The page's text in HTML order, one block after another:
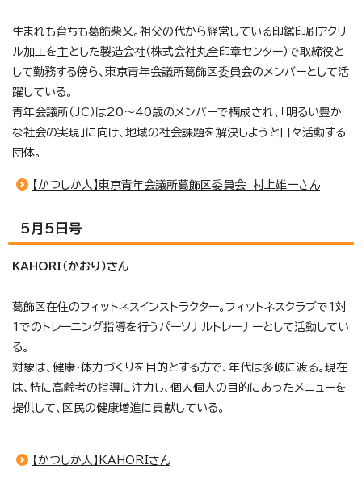
生まれも育ちも葛飾柴又。祖父の代から経営している印鑑印刷アクリ
ル加工を主とした製造会社（株式会社丸全印章センター）で取締役と
して勤務する傍ら、東京青年会議所葛飾区委員会のメンバーとして活
躍している。
青年会議所（JC）は20～40歳のメンバーで構成され、「明るい豊か
な社会の実現」に向け、地域の社会課題を解決しようと日々活動する
団体。
【かつしか人】東京青年会議所葛飾区委員会 村上雄一さん
5月5日号
KAHORI（かおり）さん
葛飾区在住のフィットネスインストラクター。フィットネスクラブで1対
1でのトレーニング指導を行うパーソナルトレーナーとして活動してい
る。
対象は、健康・体力づくりを目的とする方で、年代は多岐に渡る。現在
は、特に高齢者の指導に注力し、個人個人の目的にあったメニューを
提供して、区民の健康増進に貢献している。
【かつしか人】KAHORIさん